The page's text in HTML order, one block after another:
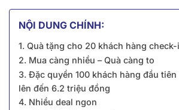
NỘI DUNG CHÍNH:
1. Quà tặng cho 20 khách hàng
2. Mua càng nhiều – Quà càng to
3. Đặc quyền 100 khách hàng đầu
lên đến 6.2 triệu đồng
4. Nhiều deal ngon